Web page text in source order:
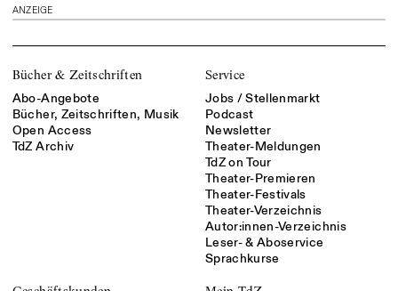
ANZEIGE
Bücher & Zeitschriften
Abo-Angebote
Bücher, Zeitschriften, Musik
Open Access
TdZ Archiv
Service
Jobs / Stellenmarkt
Podcast
Newsletter
Theater-Meldungen
TdZ on Tour
Theater-Premieren
Theater-Festivals
Theater-Verzeichnis
Autor:innen-Verzeichnis
Leser- & Aboservice
Sprachkurse